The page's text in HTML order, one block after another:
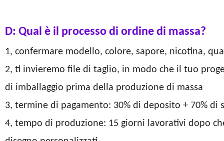
D: Qual è il processo di ordine di massa?
1, confermare modello, colore, sapore, nicotina,
2, ti invieremo file di taglio, in modo che il tuo
di imballaggio prima della produzione di massa
3, termine di pagamento: 30% di deposito + 70% di
4, tempo di produzione: 15 giorni lavorativi dopo